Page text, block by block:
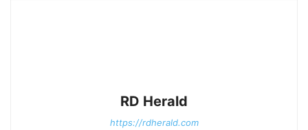
RD Herald
https://rdherald.com